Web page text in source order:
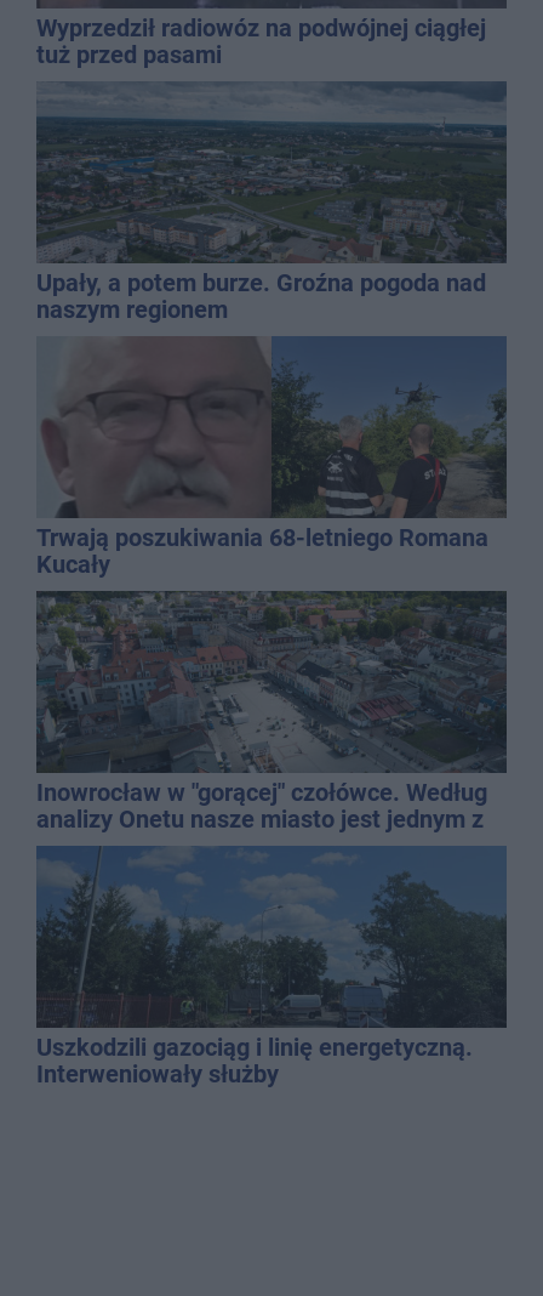
Wyprzedził radiowóz na podwójnej ciągłej
tuż przed pasami
Upały, a potem burze. Groźna pogoda nad
naszym regionem
Trwają poszukiwania 68-letniego Romana
Kucały
Inowrocław w "gorącej" czołówce. Według
analizy Onetu nasze miasto jest jednym z
najbardziej narażonych na upały
Uszkodzili gazociąg i linię energetyczną.
Interweniowały służby